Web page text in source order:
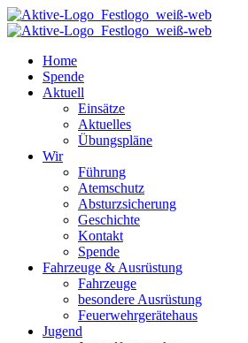
Home
Spende
Aktuell
Einsätze
Aktuelles
Übungspläne
Wir
Führung
Atemschutz
Absturzsicherung
Geschichte
Kontakt
Spende
Fahrzeuge & Ausrüstung
Fahrzeuge
besondere Ausrüstung
Feuerwehrgerätehaus
Jugend